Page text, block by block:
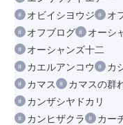
オビイシヨウジ
オ
オフブログ
オーシ
オーシャンズ十二
カエルアンコウ
カ
カマス
カマスの群
カンザシヤドカリ
カンヒザクラ
カー